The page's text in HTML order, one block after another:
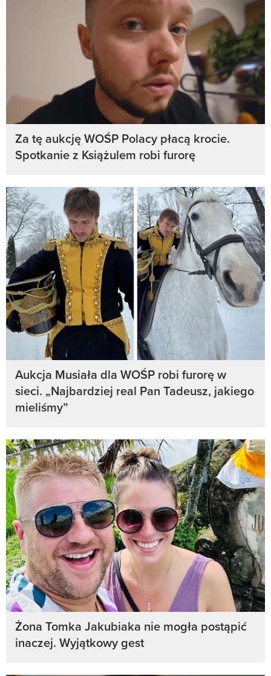
Za tę aukcję WOŚP Polacy płacą krocie.
Spotkanie z Książulem robi furorę
Aukcja Musiała dla WOŚP robi furorę w
sieci. „Najbardziej real Pan Tadeusz, jakiego
mieliśmy”
Żona Tomka Jakubiaka nie mogła postąpić
inaczej. Wyjątkowy gest